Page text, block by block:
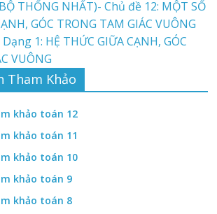
THỐNG NHẤT)- Chủ đề 12: MỘT SỐ
GÓC TRONG TAM GIÁC VUÔNG
1: HỆ THỨC GIỮA CẠNH, GÓC
VUÔNG
Tham Khảo
khảo toán 12
khảo toán 11
khảo toán 10
khảo toán 9
khảo toán 8